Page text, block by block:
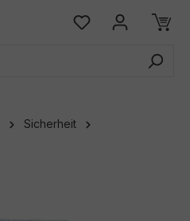
Sicherheit